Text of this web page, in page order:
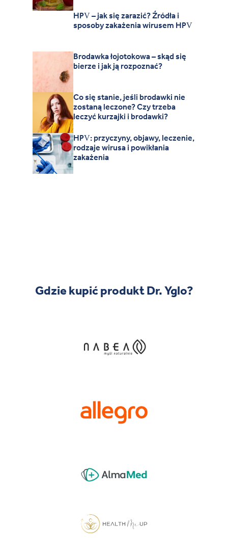
HPV – jak się zarazić? Źródła i
sposoby zakażenia wirusem HPV
Brodawka łojotokowa – skąd się
bierze i jak ją rozpoznać?
Co się stanie, jeśli brodawki nie
zostaną leczone? Czy trzeba
leczyć kurzajki i brodawki?
HPV: przyczyny, objawy, leczenie,
rodzaje wirusa i powikłania
zakażenia
Gdzie kupić produkt Dr. Yglo?